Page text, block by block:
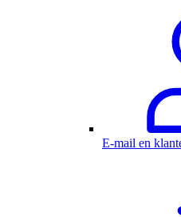
E-mail en